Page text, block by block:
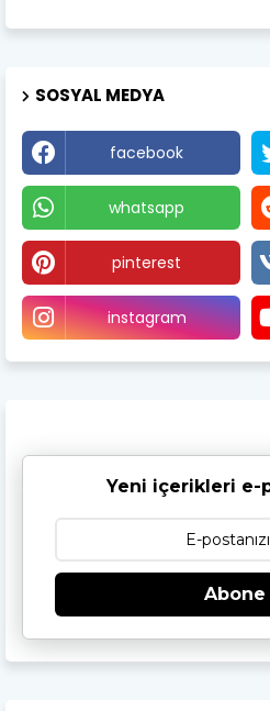
SOSYAL MEDYA
facebook
whatsapp
pinterest
instagram
Yeni içerikleri e-
Abone